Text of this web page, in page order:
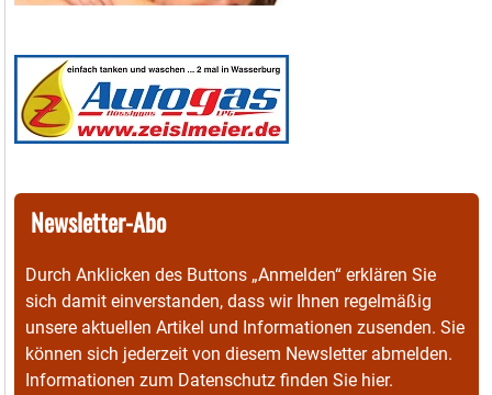
Newsletter-Abo
Durch Anklicken des Buttons „Anmelden“ erklären Sie
sich damit einverstanden, dass wir Ihnen regelmäßig
unsere aktuellen Artikel und Informationen zusenden. Sie
können sich jederzeit von diesem Newsletter abmelden.
Informationen zum Datenschutz finden Sie hier.